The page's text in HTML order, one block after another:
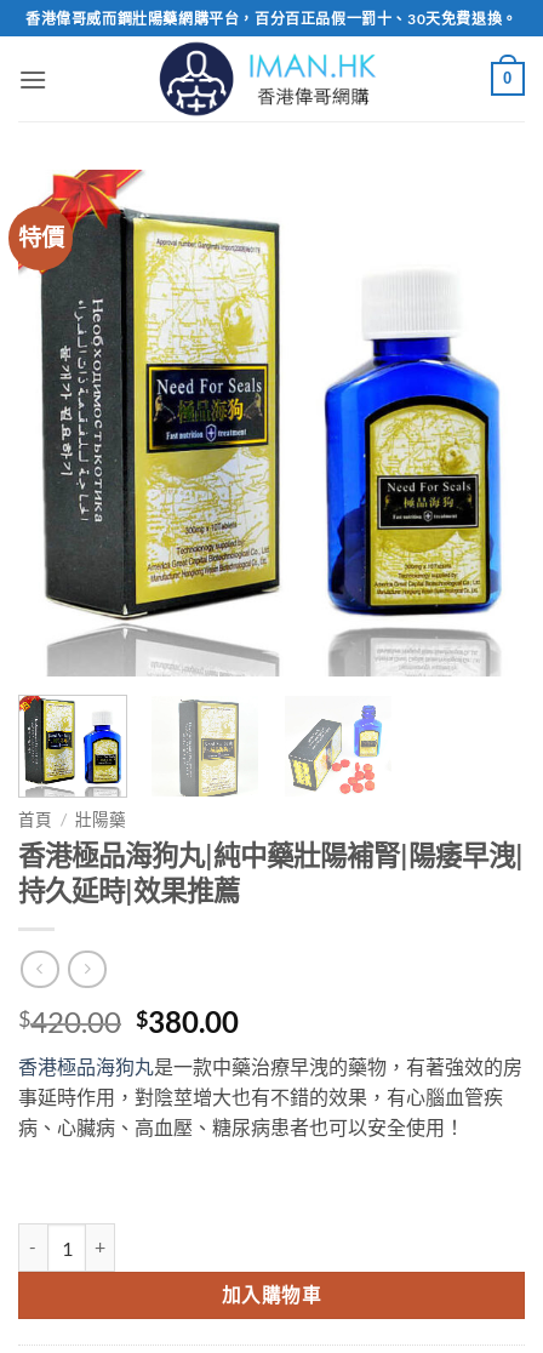
Skip
to
content
香港偉哥威而鋼壯陽藥網購平台，百分百正品假一罰十、30天免費退換。
0
特價
首頁 / 壯陽藥
香港極品海狗丸|純中藥壯陽補腎|陽痿早洩|
持久延時|效果推薦
$420.00 Original
price
was:
$420.00.
$380.00Current
price
is:
$380.00.
香港極品海狗丸是一款中藥治療早洩的藥物，有著強效的房
事延時作用，對陰莖增大也有不錯的效果，有心腦血管疾
病、心臟病、高血壓、糖尿病患者也可以安全使用！
加入購物車